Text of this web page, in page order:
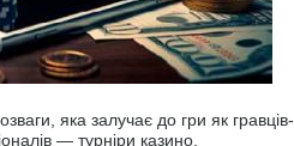
яка залучає до гри як гравців-
— турніри казино.